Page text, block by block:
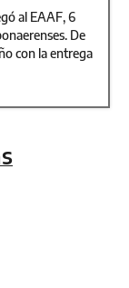
al EAAF, 6
De
con la entrega